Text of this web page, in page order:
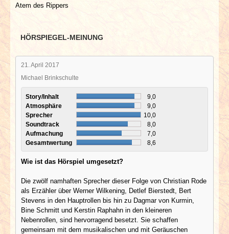
Atem des Rippers
HÖRSPIEGEL-MEINUNG
21. April 2017
Michael Brinkschulte
Story/Inhalt
9,0
Atmosphäre
9,0
Sprecher
10,0
Soundtrack
8,0
Aufmachung
7,0
Gesamtwertung
8,6
Wie ist das Hörspiel umgesetzt?
Die zwölf namhaften Sprecher dieser Folge von Christian Rode
als Erzähler über Werner Wilkening, Detlef Bierstedt, Bert
Stevens in den Hauptrollen bis hin zu Dagmar von Kurmin,
Bine Schmitt und Kerstin Raphahn in den kleineren
Nebenrollen, sind hervorragend besetzt. Sie schaffen
gemeinsam mit dem musikalischen und mit Geräuschen